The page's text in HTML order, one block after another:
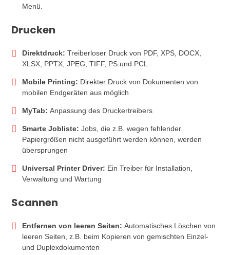
Menü.
Drucken
Direktdruck:Treiberloser Druck von PDF, XPS, DOCX,
XLSX, PPTX, JPEG, TIFF, PS und PCL
Mobile Printing: Direkter Druck von Dokumenten von
mobilen Endgeräten aus möglich
MyTab:Anpassung des Druckertreibers
Smarte Jobliste:Jobs, die z.B. wegen fehlender
Papiergrößen nicht ausgeführt werden können, werden
übersprungen
Universal Printer Driver: Ein Treiber für Installation,
Verwaltung und Wartung
Scannen
Entfernen von leeren Seiten:Automatisches Löschen von
leeren Seiten, z.B. beim Kopieren von gemischten Einzel-
und Duplexdokumenten